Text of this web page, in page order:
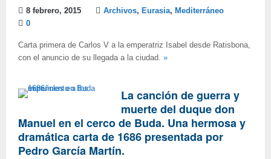
8 febrero, 2015 Archivos, Eurasia, Mediterráneo
0
Carta primera de Carlos V a la emperatriz Isabel desde Ratisbona,
con el anuncio de su llegada a la ciudad. »
La canción de guerra y
muerte del duque don
Manuel en el cerco de Buda. Una hermosa y
dramática carta de 1686 presentada por
Pedro García Martín.